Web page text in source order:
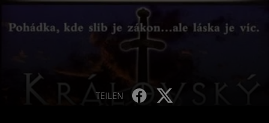
TEILEN